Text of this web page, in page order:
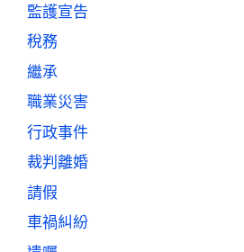
監護宣告
稅務
繼承
職業災害
行政事件
裁判離婚
請假
車禍糾紛